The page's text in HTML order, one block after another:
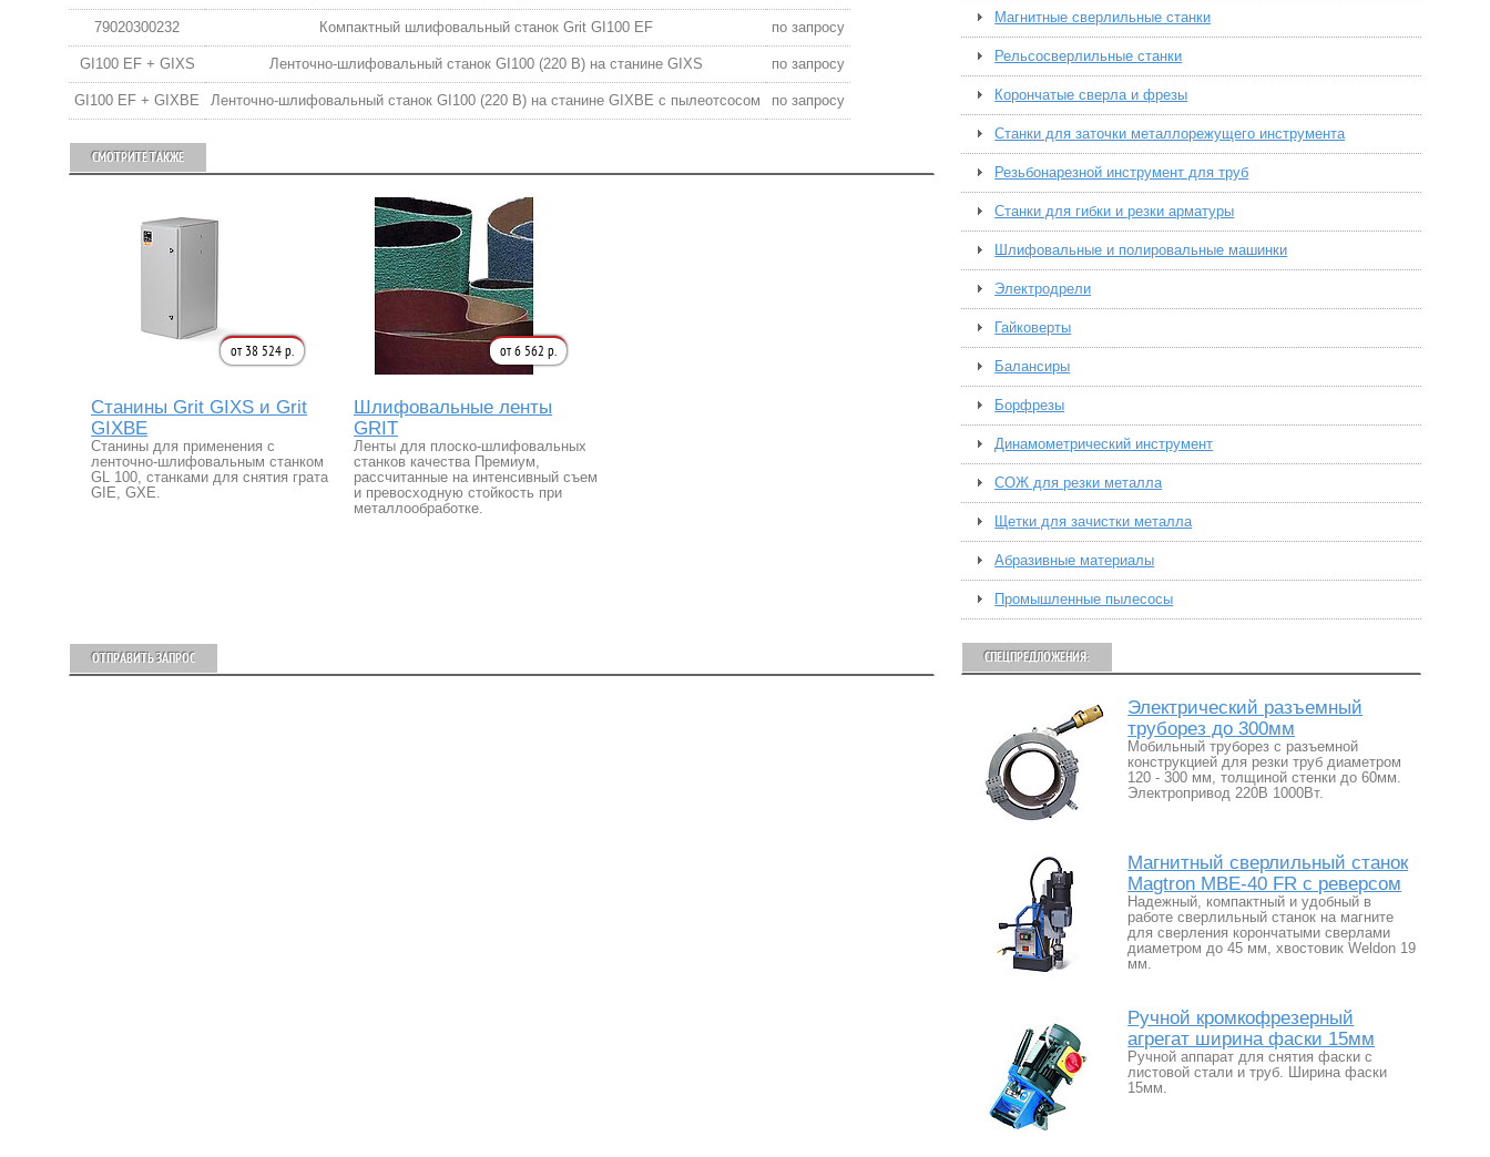
79020300232 Компактный шлифовальный станок Grit GI100 EF по запросу
GI100 EF + GIXS Ленточно-шлифовальный станок GI100 (220 В) на станине GIXS по запросу
GI100 EF + GIXBE Ленточно-шлифовальный станок GI100 (220 В) на станине GIXBE с пылеотсосом по запросу
СМОТРИТЕ ТАКЖЕ
Станины Grit GIXS и Grit
GIXBE
Станины для применения с
ленточно-шлифовальным станком
GL 100, станками для снятия грата
GIE, GXE.
от 38 524 р.
Шлифовальные ленты
GRIT
Ленты для плоско-шлифовальных
станков качества Премиум,
рассчитанные на интенсивный съем
и превосходную стойкость при
металлообработке.
от 6 562 р.
ОТПРАВИТЬ ЗАПРОС
Магнитные сверлильные станки
Рельсосверлильные станки
Корончатые сверла и фрезы
Станки для заточки металлорежущего инструмента
Резьбонарезной инструмент для труб
Станки для гибки и резки арматуры
Шлифовальные и полировальные машинки
Электродрели
Гайковерты
Балансиры
Борфрезы
Динамометрический инструмент
СОЖ для резки металла
Щетки для зачистки металла
Абразивные материалы
Промышленные пылесосы
СПЕЦПРЕДЛОЖЕНИЯ:
Электрический разъемный
труборез до 300мм
Мобильный труборез с разъемной
конструкцией для резки труб диаметром
120 - 300 мм, толщиной стенки до 60мм.
Электропривод 220В 1000Вт.
Магнитный сверлильный станок
Magtron MBE-40 FR с реверсом
Надежный, компактный и удобный в
работе сверлильный станок на магните
для сверления корончатыми сверлами
диаметром до 45 мм, хвостовик Weldon 19
мм.
Ручной кромкофрезерный
агрегат ширина фаски 15мм
Ручной аппарат для снятия фаски с
листовой стали и труб. Ширина фаски
15мм.